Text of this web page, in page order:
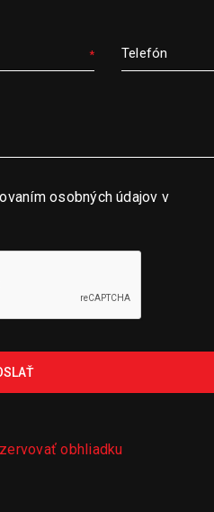
Telefón
osobných údajov v
obhliadku